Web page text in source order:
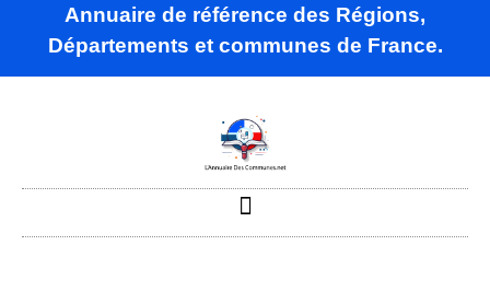
Annuaire de référence des Régions,
Départements et communes de France.